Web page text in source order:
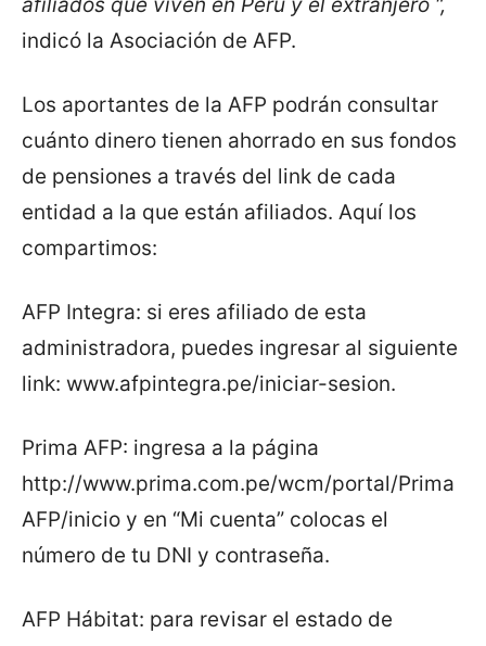
indicó la Asociación de AFP.
Los aportantes de la AFP podrán consultar
cuánto dinero tienen ahorrado en sus fondos
de pensiones a través del link de cada
entidad a la que están afiliados. Aquí los
compartimos:
AFP Integra: si eres afiliado de esta
administradora, puedes ingresar al siguiente
link: www.afpintegra.pe/iniciar-sesion.
Prima AFP: ingresa a la página
http://www.prima.com.pe/wcm/portal/Prima
AFP/inicio y en “Mi cuenta” colocas el
número de tu DNI y contraseña.
AFP Hábitat: para revisar el estado de